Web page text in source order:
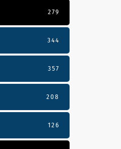
279
344
357
208
126